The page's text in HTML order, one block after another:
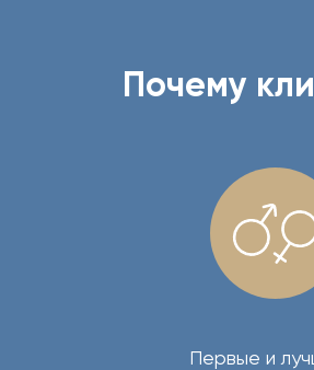
Почему
Первые и